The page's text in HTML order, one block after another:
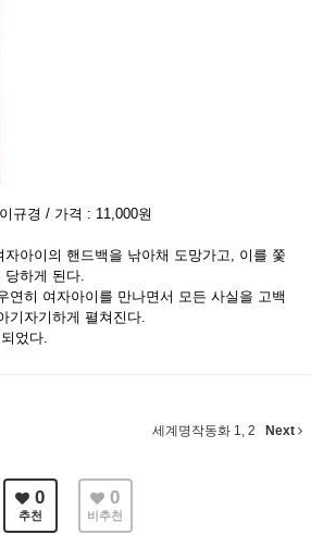
규경 / 가격 : 11,000원
아이의 핸드백을 낚아채 도망가고, 이를 쫓
당하게 된다.
연히 여자아이를 만나면서 모든 사실을 고백
기자기하게 펼쳐진다.
었다.
세계명작동화 1, 2 Next
0
추천
0
비추천